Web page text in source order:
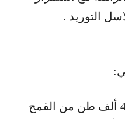
التوريد .
– مخزون الطحين : هناك 46 ألف طن من القمح